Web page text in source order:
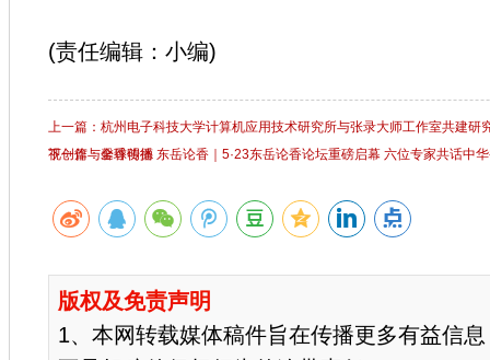
(责任编辑：小编)
上一篇：杭州电子科技大学计算机应用技术研究所与张录大师工作室共建研
视创作与全球传播
下一篇：馨香明德 东岳论香｜5·23东岳论香论坛重磅启幕 六位专家共话中
版权及免责声明
1、本网转载媒体稿件旨在传播更多有益信